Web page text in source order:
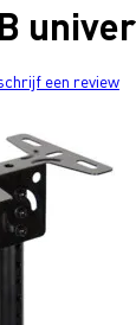
een review